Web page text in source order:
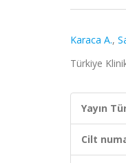
Karaca A.,
Türkiye
Yayın
Cilt